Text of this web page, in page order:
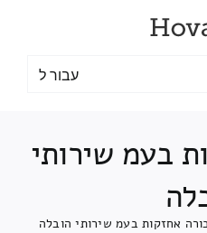
עבור ל
בעמ שירותי
אחזקות בעמ שירותי הובלה